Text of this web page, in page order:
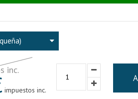
inc.
impuestos inc.